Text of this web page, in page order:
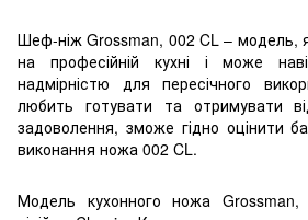
Шеф-ніж Grossman, 002 CL – модель,
на професійній кухні і може
надмірністю для пересічного
любить готувати та отримувати
задоволення, зможе гідно оцінити
виконання ножа 002 CL.
Модель кухонного ножа